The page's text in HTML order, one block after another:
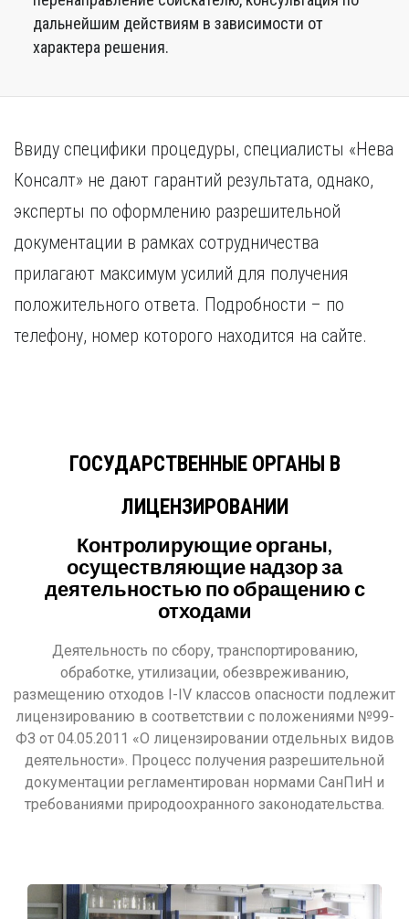
дальнейшим действиям в зависимости от
характера решения.
Ввиду специфики процедуры, специалисты «Нева
Консалт» не дают гарантий результата, однако,
эксперты по оформлению разрешительной
документации в рамках сотрудничества
прилагают максимум усилий для получения
положительного ответа. Подробности – по
телефону, номер которого находится на сайте.
ГОСУДАРСТВЕННЫЕ ОРГАНЫ В
ЛИЦЕНЗИРОВАНИИ
Контролирующие органы,
осуществляющие надзор за
деятельностью по обращению с
отходами
Деятельность по сбору, транспортированию,
обработке, утилизации, обезвреживанию,
размещению отходов I-IV классов опасности подлежит
лицензированию в соответствии с положениями №99-
ФЗ от 04.05.2011 «О лицензировании отдельных видов
деятельности». Процесс получения разрешительной
документации регламентирован нормами СанПиН и
требованиями природоохранного законодательства.